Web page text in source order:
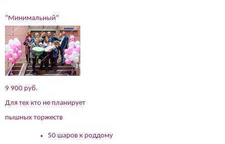
"Минимальный"
9 900 руб.
Для тех кто не планирует
пышных торжеств
50 шаров к роддому